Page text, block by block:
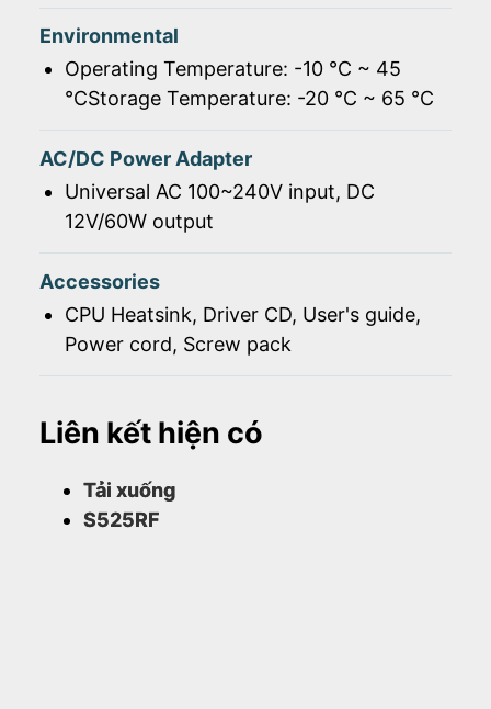
Environmental
Operating Temperature: -10 ℃ ~ 45
℃Storage Temperature: -20 ℃ ~ 65 ℃
AC/DC Power Adapter
Universal AC 100~240V input, DC
12V/60W output
Accessories
CPU Heatsink, Driver CD, User's guide,
Power cord, Screw pack
Liên kết hiện có
Tải xuống
S525RF